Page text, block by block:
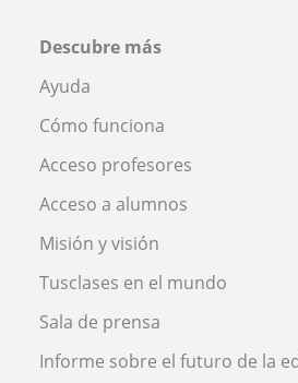
Descubre más
Ayuda
Cómo funciona
Acceso profesores
Acceso a alumnos
Misión y visión
Tusclases en el mundo
Sala de prensa
Informe sobre el futuro de la